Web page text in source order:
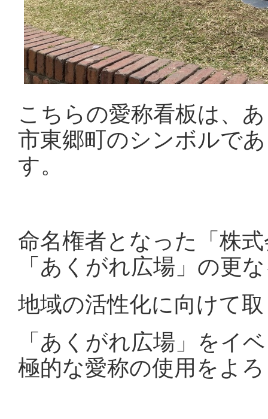
こちらの愛称看板は、
市東郷町のシンボルで
す。
命名権者となった「株
「あくがれ広場」の更
地域の活性化に向けて
「あくがれ広場」をイ
極的な愛称の使用をよ